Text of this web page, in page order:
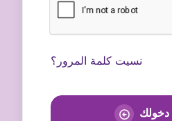
نسيت كلمة المرور؟